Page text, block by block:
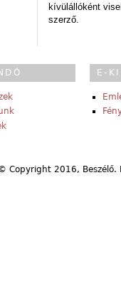
kívülállóként
szerző.
E-
Copyright 2016,